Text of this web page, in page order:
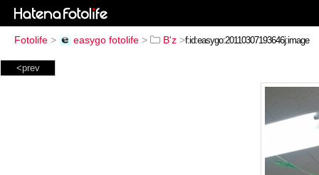
Fotolife > easygo fotolife > B'z >
<prev